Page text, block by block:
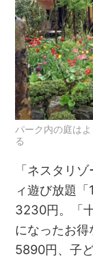
パーク内の庭は
る
「ネスタリ
ィ遊び放題
3230円。「
になったお得
5890円、子